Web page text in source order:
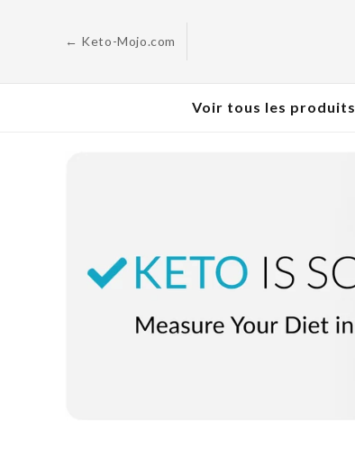
← Keto-Mojo.com
Voir tous les produits